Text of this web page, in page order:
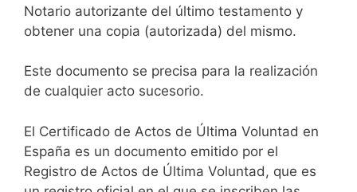
Notario autorizante del último testamento y
obtener una copia (autorizada) del mismo.
Este documento se precisa para la realización
de cualquier acto sucesorio.
El Certificado de Actos de Última Voluntad en
España es un documento emitido por el
Registro de Actos de Última Voluntad, que es